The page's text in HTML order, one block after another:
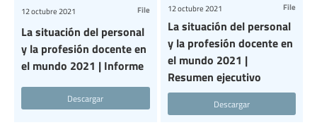
La situación del personal
y la profesión docente en
el mundo 2021 | Informe
12 octubre 2021 File
Descargar
La situación del personal
y la profesión docente en
el mundo 2021 |
Resumen ejecutivo
12 octubre 2021 File
Descargar